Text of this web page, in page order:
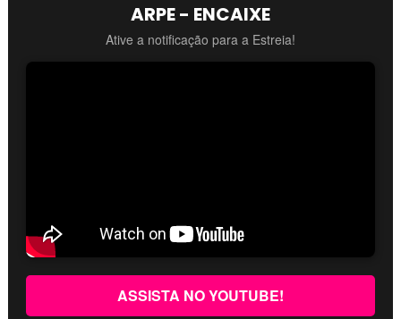
ARPE - ENCAIXE
Ative a notificação para a Estreia!
ASSISTA NO YOUTUBE!